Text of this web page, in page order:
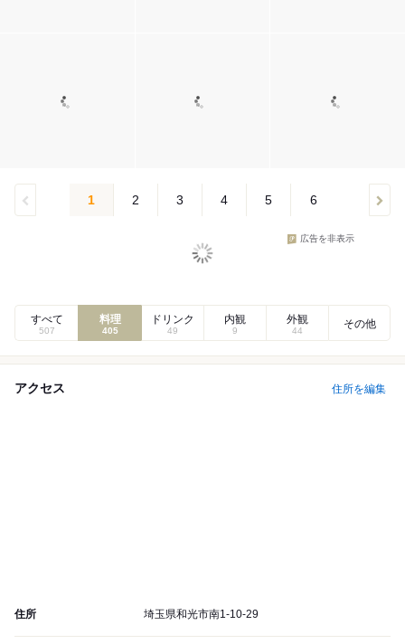
1 2 3 4 5 6
広告を非表示
すべて
507
料理
405
ドリンク
49
内観
9
外観
44
その他
アクセス 住所を編集
住所 埼玉県和光市南1-10-29